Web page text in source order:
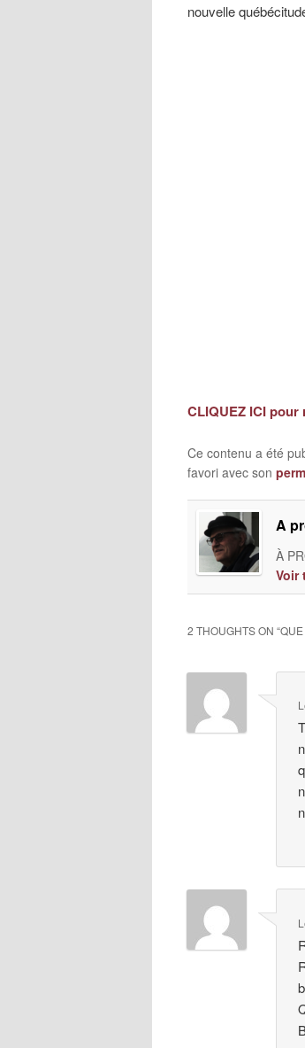
nouvelle
CLIQUEZ ICI
Ce contenu a été
favori avec son
A
À
Voir
2 THOUGHTS ON “